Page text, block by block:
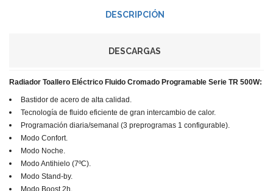
DESCRIPCIÓN
DESCARGAS
Radiador Toallero Eléctrico Fluido Cromado Programable Serie TR 500W:
Bastidor de acero de alta calidad.
Tecnología de fluido eficiente de gran intercambio de calor.
Programación diaria/semanal (3 preprogramas 1 configurable).
Modo Confort.
Modo Noche.
Modo Antihielo (7ºC).
Modo Stand-by.
Modo Boost 2h.